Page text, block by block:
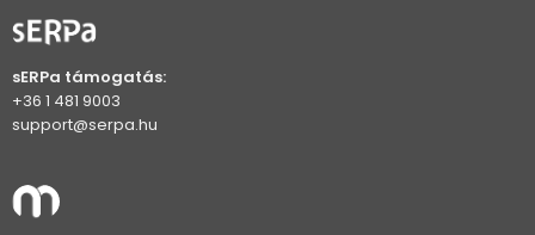
sERPa támogatás:
+36 1 481 9003
support@serpa.hu